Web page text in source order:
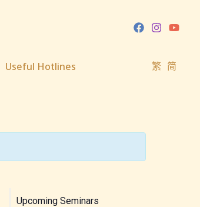
Useful Hotlines 繁 简
Upcoming Seminars